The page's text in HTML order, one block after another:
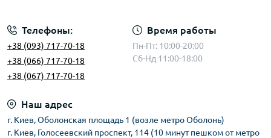
Телефоны:
+38 (093) 717-70-18
+38 (066) 717-70-18
+38 (067) 717-70-18
Время работы
Пн-Пт: 10:00-20:00
Сб-Нд 11:00-18:00
Наш адрес
г. Киев, Оболонская площадь 1 (возле метро Оболонь)
г. Киев, Голосеевский проспект, 114 (10 минут пешком от метро